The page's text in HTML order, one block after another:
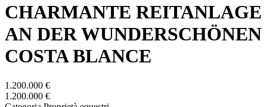
CHARMANTE REITANLAGE
AN DER WUNDERSCHÖNEN
COSTA BLANCE
1.200.000 €
1.200.000 €